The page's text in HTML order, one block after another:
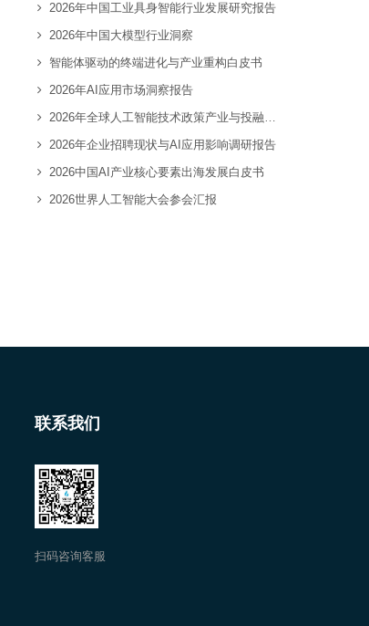
2026年中国工业具身智能行业发展研究报告
2026年中国大模型行业洞察
智能体驱动的终端进化与产业重构白皮书
2026年AI应用市场洞察报告
2026年全球人工智能技术政策产业与投融资趋势全景洞察报告
2026年企业招聘现状与AI应用影响调研报告
2026中国AI产业核心要素出海发展白皮书
2026世界人工智能大会参会汇报
联系我们
扫码咨询客服